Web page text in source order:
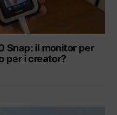
Snap: il monitor per
per i creator?